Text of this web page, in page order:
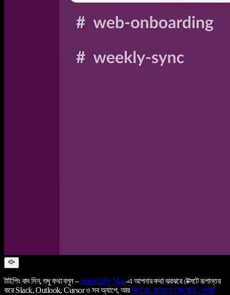
টাইপিং বাদ দিন, শুধু কথা বলুন – Speechify Mac-এ আপনার কথা ঝরঝরে টেক্সটে রূপান্তর
করে Slack, Outlook, Cursor ও সব অ্যাপে, আরস্ক্রিনের যেকোনো কিছু পড়ে শোনায়